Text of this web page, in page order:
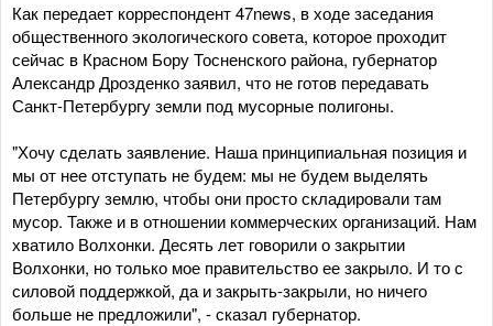
Как передает корреспондент 47news, в ходе заседания
общественного экологического совета, которое проходит
сейчас в Красном Бору Тосненского района, губернатор
Александр Дрозденко заявил, что не готов передавать
Санкт-Петербургу земли под мусорные полигоны.
"Хочу сделать заявление. Наша принципиальная позиция и
мы от нее отступать не будем: мы не будем выделять
Петербургу землю, чтобы они просто складировали там
мусор. Также и в отношении коммерческих организаций. Нам
хватило Волхонки. Десять лет говорили о закрытии
Волхонки, но только мое правительство ее закрыло. И то с
силовой поддержкой, да и закрыть-закрыли, но ничего
больше не предложили", - сказал губернатор.